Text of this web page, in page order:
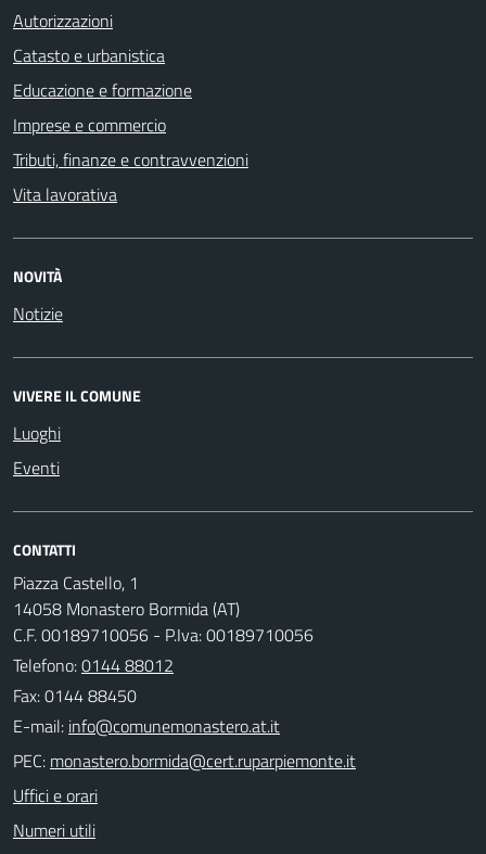
Autorizzazioni
Catasto e urbanistica
Educazione e formazione
Imprese e commercio
Tributi, finanze e contravvenzioni
Vita lavorativa
NOVITÀ
Notizie
VIVERE IL COMUNE
Luoghi
Eventi
CONTATTI
Piazza Castello, 1
14058 Monastero Bormida (AT)
C.F. 00189710056 - P.Iva: 00189710056
Telefono:0144 88012
Fax: 0144 88450
E-mail:
PEC:
Uffici e orari
Numeri utili